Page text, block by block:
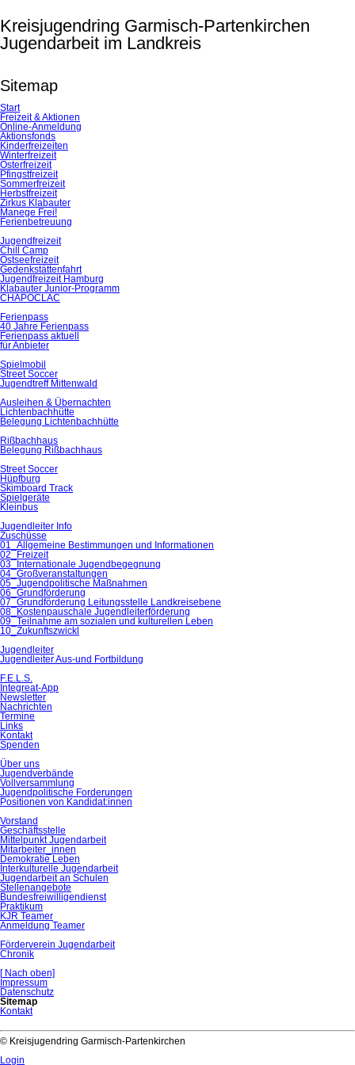
Kreisjugendring Garmisch-Partenkirchen
Jugendarbeit im Landkreis
Sitemap
Start
Freizeit & Aktionen
Online-Anmeldung
Aktionsfonds
Kinderfreizeiten
Winterfreizeit
Osterfreizeit
Pfingstfreizeit
Sommerfreizeit
Herbstfreizeit
Zirkus Klabauter
Manege Frei!
Ferienbetreuung
Jugendfreizeit
Chill Camp
Ostseefreizeit
Gedenkstättenfahrt
Jugendfreizeit Hamburg
Klabauter Junior-Programm
CHAPOCLAC
Ferienpass
40 Jahre Ferienpass
Ferienpass aktuell
für Anbieter
Spielmobil
Street Soccer
Jugendtreff Mittenwald
Ausleihen & Übernachten
Lichtenbachhütte
Belegung Lichtenbachhütte
Rißbachhaus
Belegung Rißbachhaus
Street Soccer
Hüpfburg
Skimboard Track
Spielgeräte
Kleinbus
Jugendleiter Info
Zuschüsse
01_Allgemeine Bestimmungen und Informationen
02_Freizeit
03_Internationale Jugendbegegnung
04_Großveranstaltungen
05_Jugendpolitische Maßnahmen
06_Grundförderung
07_Grundförderung Leitungsstelle Landkreisebene
08_Kostenpauschale Jugendleiterförderung
09_Teilnahme am sozialen und kulturellen Leben
10_Zukunftszwickl
Jugendleiter
Jugendleiter Aus-und Fortbildung
F.E.L.S.
Integreat-App
Newsletter
Nachrichten
Termine
Links
Kontakt
Spenden
Über uns
Jugendverbände
Vollversammlung
Jugendpolitische Forderungen
Positionen von Kandidat:innen
Vorstand
Geschäftsstelle
Mittelpunkt Jugendarbeit
Mitarbeiter_innen
Demokratie Leben
Interkulturelle Jugendarbeit
Jugendarbeit an Schulen
Stellenangebote
Bundesfreiwilligendienst
Praktikum
KJR Teamer
Anmeldung Teamer
Förderverein Jugendarbeit
Chronik
[Nach oben]
Navigation
überspringen
Impressum
Datenschutz
Sitemap
Kontakt
© Kreisjugendring Garmisch-Partenkirchen
Login